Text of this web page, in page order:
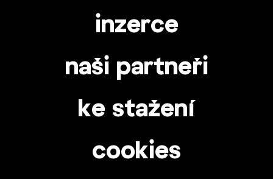
inzerce
naši partneři
ke stažení
cookies